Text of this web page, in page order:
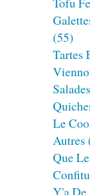
(55)
Tartes
Salades
Le
Autres
Que
Y'a De